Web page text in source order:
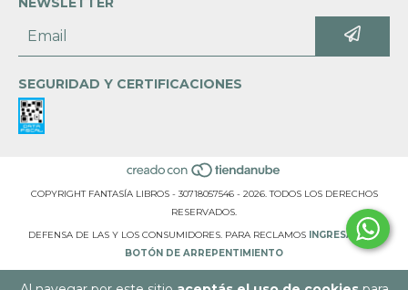
SEGURIDAD Y CERTIFICACIONES
COPYRIGHT FANTASÍA LIBROS - 30718057546 - 2026. TODOS LOS DERECHOS
RESERVADOS.
DEFENSA DE LAS Y LOS CONSUMIDORES. PARA RECLAMOS
INGRESÁ ACÁ.
BOTÓN DE ARREPENTIMIENTO